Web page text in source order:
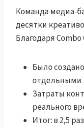
Команда медиа-
десятки
Благодаря Combo
Было
отдельными
Затраты
реального
Итог: в 2,5